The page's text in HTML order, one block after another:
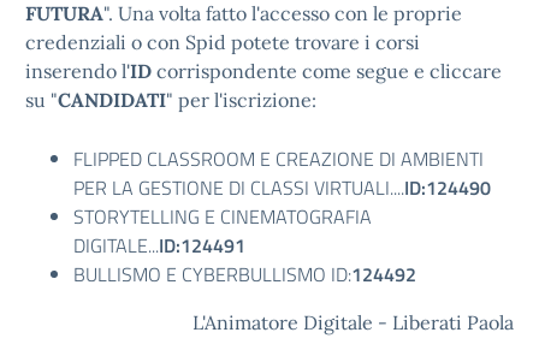
FUTURA". Una volta fatto l'accesso con le proprie
credenziali o con Spid potete trovare i corsi
inserendo l'ID corrispondente come segue e cliccare
su "CANDIDATI" per l'iscrizione:
FLIPPED CLASSROOM E CREAZIONE DI AMBIENTI
PER LA GESTIONE DI CLASSI VIRTUALI....ID:124490
STORYTELLING E CINEMATOGRAFIA
DIGITALE...ID:124491
BULLISMO E CYBERBULLISMO ID:124492
L'Animatore Digitale - Liberati Paola